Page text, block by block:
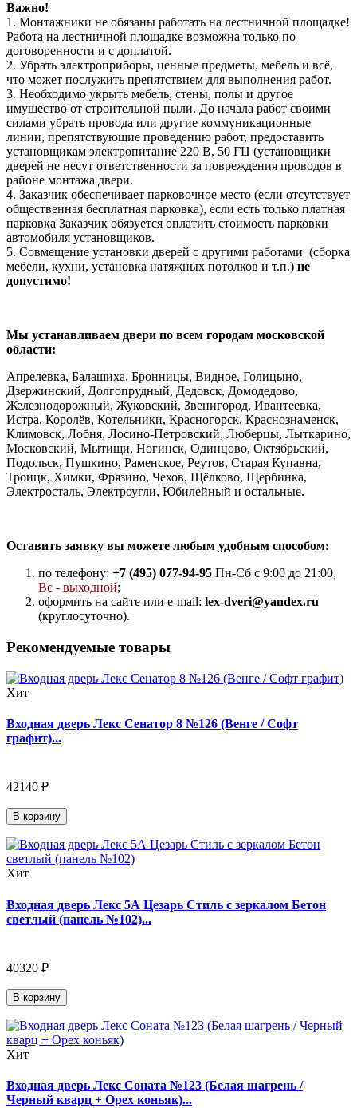
Важно!
1. Монтажники не обязаны работать на лестничной площадке!
Работа на лестничной площадке возможна только по
договоренности и с доплатой.
2. Убрать электроприборы, ценные предметы, мебель и всё,
что может послужить препятствием для выполнения работ.
3. Необходимо укрыть мебель, стены, полы и другое
имущество от строительной пыли. До начала работ своими
силами убрать провода или другие коммуникационные
линии, препятствующие проведению работ, предоставить
установщикам электропитание 220 В, 50 ГЦ (установщики
дверей не несут ответственности за повреждения проводов в
районе монтажа двери.
4. Заказчик обеспечивает парковочное место (если отсутствует
общественная бесплатная парковка), если есть только платная
парковка Заказчик обязуется оплатить стоимость парковки
автомобиля установщиков.
5. Совмещение установки дверей с другими работами (сборка
мебели, кухни, установка натяжных потолков и т.п.) не
допустимо!
Мы устанавливаем двери по всем городам московской
области:
Апрелевка, Балашиха, Бронницы, Видное, Голицыно,
Дзержинский, Долгопрудный, Дедовск, Домодедово,
Железнодорожный, Жуковский, Звенигород, Ивантеевка,
Истра, Королёв, Котельники, Красногорск, Краснознаменск,
Климовск, Лобня, Лосино-Петровский, Люберцы, Лыткарино,
Московский, Мытищи, Ногинск, Одинцово, Октябрьский,
Подольск, Пушкино, Раменское, Реутов, Старая Купавна,
Троицк, Химки, Фрязино, Чехов, Щёлково, Щербинка,
Электросталь, Электроугли, Юбилейный и остальные.
Оставить заявку вы можете любым удобным способом:
по телефону: +7 (495) 077-94-95 Пн-Сб с 9:00 до 21:00,
Вс - выходной;
оформить на сайте или e-mail: lex-dveri@yandex.ru
(круглосуточно).
Рекомендуемые товары
Хит
Входная дверь Лекс Сенатор 8 №126 (Венге / Софт
графит)...
42140 ₽
В корзину
Хит
Входная дверь Лекс 5А Цезарь Стиль с зеркалом Бетон
светлый (панель №102)...
40320 ₽
В корзину
Хит
Входная дверь Лекс Соната №123 (Белая шагрень /
Черный кварц + Орех коньяк)...